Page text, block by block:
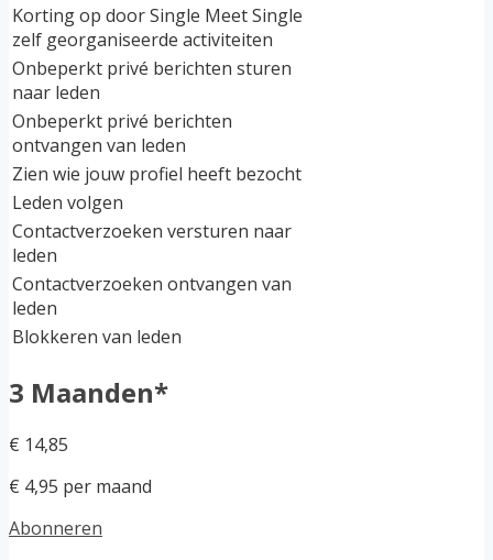
Korting op door Single Meet Single
zelf georganiseerde activiteiten
Onbeperkt privé berichten sturen
naar leden
Onbeperkt privé berichten
ontvangen van leden
Zien wie jouw profiel heeft bezocht
Leden volgen
Contactverzoeken versturen naar
leden
Contactverzoeken ontvangen van
leden
Blokkeren van leden
3 Maanden*
€ 14,85
€ 4,95 per maand
Abonneren